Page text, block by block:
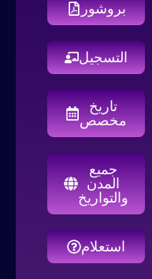
بروشور
التسجيل
تاريخ
مخصص
جميع
المدن
والتواريخ
استعلام